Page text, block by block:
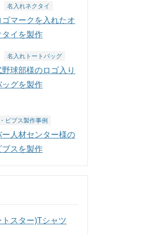
名入れネクタイ
マークを入れたオ
タイを製作
名入れトートバッグ
球部様のロゴ入り
ッグを製作
ビブス製作事例
人材センター様の
ブスを製作
スター)Tシャツ